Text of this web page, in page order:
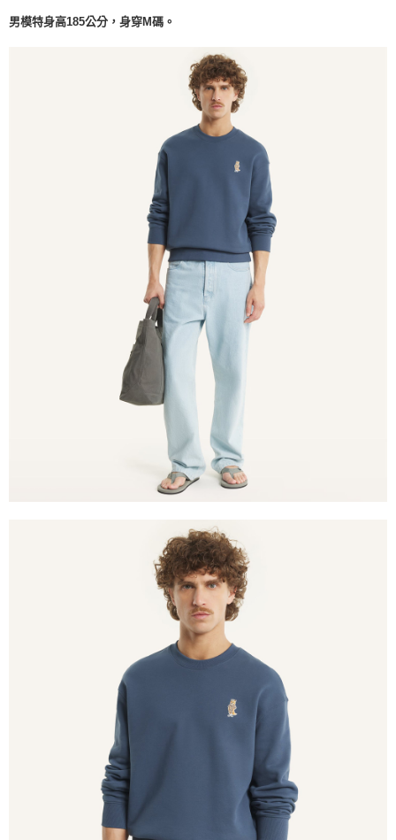
男模特身高185公分，身穿M碼。